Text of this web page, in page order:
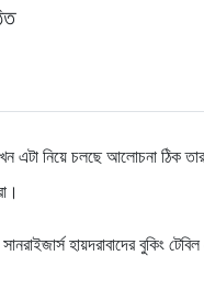
নিয়ে চলছে আলোচনা ঠিক
হায়দরাবাদের বুকিং